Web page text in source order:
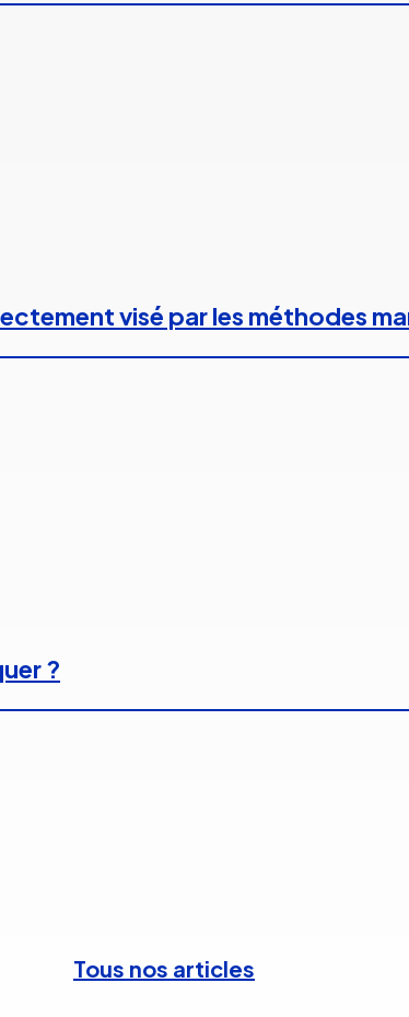
visé par les méthodes
?
Tous nos articles